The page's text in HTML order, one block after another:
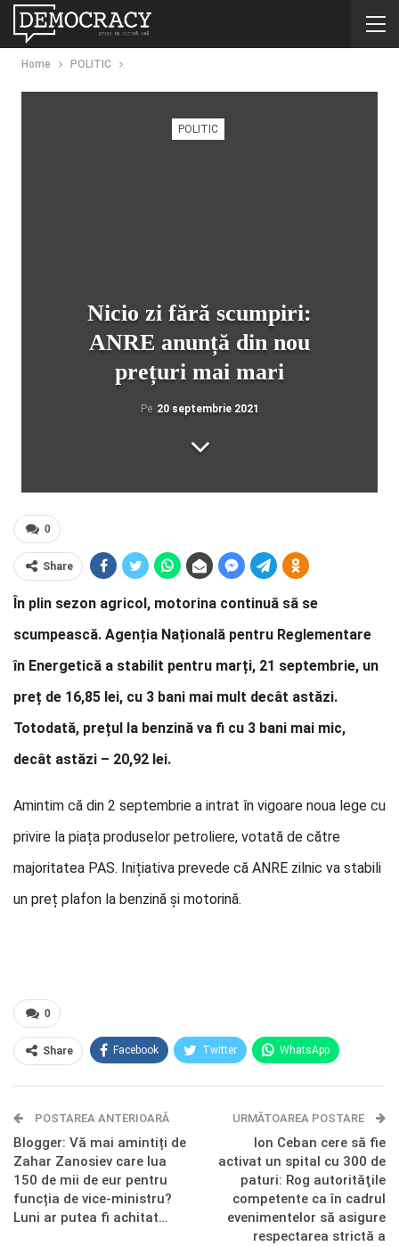
Home POLITIC
POLITIC
Nicio zi fără scumpiri:
ANRE anunță din nou
prețuri mai mari
Pe 20 septembrie 2021
0
Share
În plin sezon agricol, motorina continuă să se
scumpească. Agenția Națională pentru Reglementare
în Energetică a stabilit pentru marți, 21 septembrie, un
preț de 16,85 lei, cu 3 bani mai mult decât astăzi.
Totodată, prețul la benzină va fi cu 3 bani mai mic,
decât astăzi – 20,92 lei.
Amintim că din 2 septembrie a intrat în vigoare noua lege cu
privire la piața produselor petroliere, votată de către
majoritatea PAS. Inițiativa prevede că ANRE zilnic va stabili
un preț plafon la benzină și motorină.
0
Share Facebook Twitter WhatsApp
Telegram OK.ru
POSTAREA ANTERIOARĂ
Blogger: Vă mai amintiți de
Zahar Zanosiev care lua
150 de mii de eur pentru
funcția de vice-ministru?
Luni ar putea fi achitat…
URMĂTOAREA POSTARE
Ion Ceban cere să fie
activat un spital cu 300 de
paturi: Rog autorităţile
competente ca în cadrul
evenimentelor să asigure
respectarea strictă a